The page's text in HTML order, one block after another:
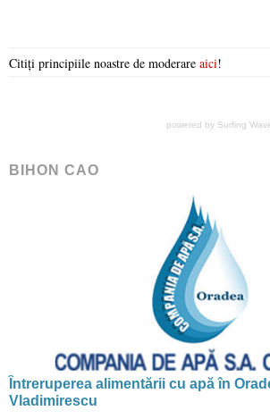
Citiți principiile noastre de moderare aici!
powered by Surfing
BIHON CAO
Întreruperea alimentării cu apă în
Vladimirescu